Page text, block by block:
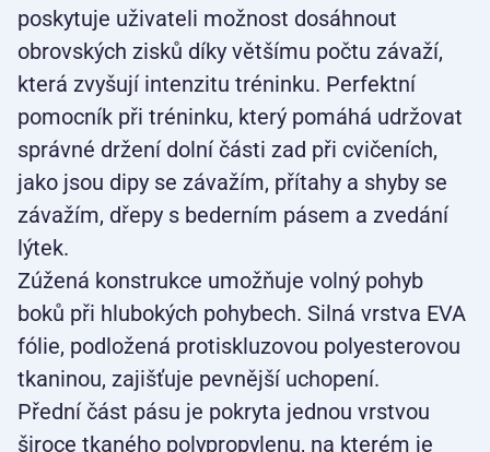
poskytuje uživateli možnost dosáhnout
obrovských zisků díky většímu počtu závaží,
která zvyšují intenzitu tréninku. Perfektní
pomocník při tréninku, který pomáhá udržovat
správné držení dolní části zad při cvičeních,
jako jsou dipy se závažím, přítahy a shyby se
závažím, dřepy s bederním pásem a zvedání
lýtek.
Zúžená konstrukce umožňuje volný pohyb
boků při hlubokých pohybech. Silná vrstva EVA
fólie, podložená protiskluzovou polyesterovou
tkaninou, zajišťuje pevnější uchopení.
Přední část pásu je pokryta jednou vrstvou
široce tkaného polypropylenu, na kterém je